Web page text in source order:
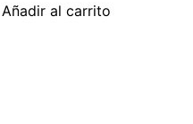
Añadir al carrito